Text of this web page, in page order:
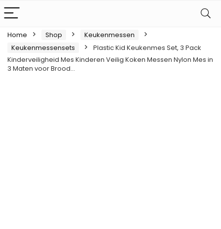
Home Shop
Keukenmessen
Keukenmessensets
Plastic Kid Keukenmes Set, 3 Pack
Kinderveiligheid Mes Kinderen Veilig Koken Messen Nylon Mes in
3 Maten voor Brood…